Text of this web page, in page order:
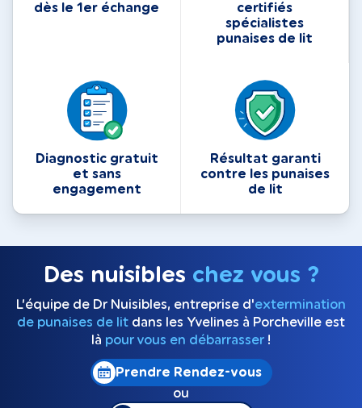
dès le 1er échange
certifiés
spécialistes
punaises de lit
Diagnostic gratuit
et sans
engagement
Résultat garanti
contre les punaises
de lit
Des nuisibles chez vous ?
L’équipe de Dr Nuisibles, entreprise d'extermination
de punaises de lit dans les Yvelines à Porcheville est
là pour vous en débarrasser !
Prendre Rendez-vous
ou